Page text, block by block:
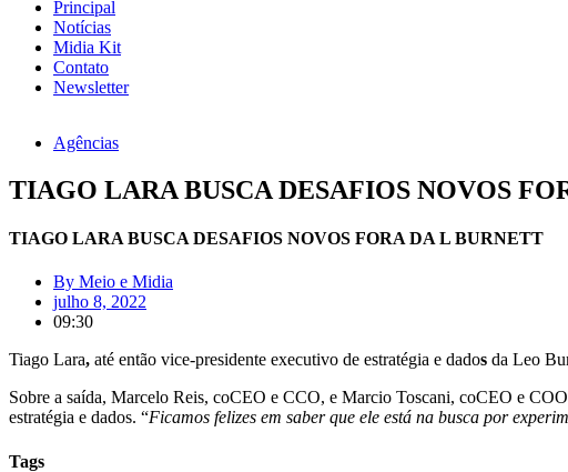
Principal
Notícias
Midia Kit
Contato
Newsletter
Agências
TIAGO LARA BUSCA DESAFIOS NOVOS
TIAGO LARA BUSCA DESAFIOS NOVOS FORA DA L BURNETT
By Meio e Midia
julho 8, 2022
09:30
Tiago Lara, até então vice-presidente executivo de estratégia e dados da Leo
Sobre a saída, Marcelo Reis, coCEO e CCO, e Marcio Toscani, coCEO e
estratégia e dados. “Ficamos felizes em saber que ele está na busca por
Tags